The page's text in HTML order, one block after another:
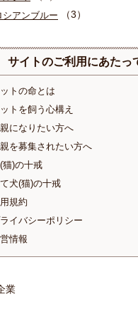
シアンブルー （3）
サイトのご利用にあたっ
トの命とは
トを飼う心構え
になりたい方へ
を募集されたい方へ
猫)の十戒
犬(猫)の十戒
規約
イバシーポリシー
情報
業